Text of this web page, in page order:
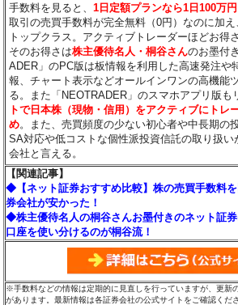
手数料を見ると、1日定額プランなら1日100万
取引の売買手数料が完全無料（0円）なのに加
トップクラス。アクティブトレーダーほどお得
そのお得さは株主優待名人・桐谷さんのお墨付
ADER」のPC版は板情報を利用した高速発注や
報、チャート表示などオールインワンの高機能
る。また「NEOTRADER」のスマホアプリ版も
トで日本株（現物・信用）をアクティブにトレ
め。また、売買頻度の少ない初心者や中長期の
SA対応や低コストな個性派投資信託の取り扱
会社と言える。
【関連記事】
◆【ネット証券おすすめ比較】株の売買手数料
券会社が安かった！
◆株主優待名人の桐谷さんお墨付きのネット証
口座を使い分けるのが桐谷流！
※手数料などの情報は定期的に見直しを行っていますが、更新
があります。最新情報は各証券会社の公式サイトをご確認くだ